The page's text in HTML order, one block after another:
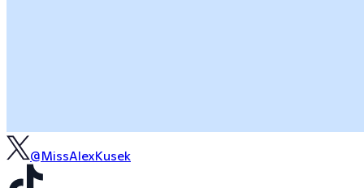
@MissAlexKusek